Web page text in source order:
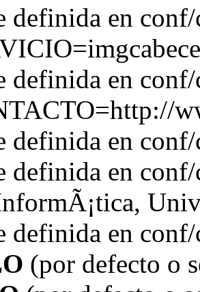
definida en
definida en
definida en
definida en
definida en
(por defecto o